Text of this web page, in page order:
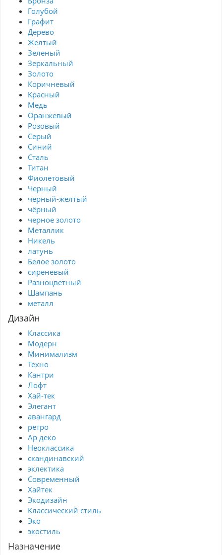
Голубой
Графит
Дерево
Желтый
Зеленый
Зеркальный
Золото
Коричневый
Красный
Медь
Оранжевый
Розовый
Серый
Синий
Сталь
Титан
Фиолетовый
Черный
черный-желтый
чёрный
черное золото
Металлик
Никель
латунь
Белое золото
сиреневый
Разноцветный
Шампань
металл
Дизайн
Классика
Модерн
Минимализм
Техно
Кантри
Лофт
Хай-тек
Элегант
авангард
ретро
Ар деко
Неоклассика
скандинавский
эклектика
Современный
Хайтек
Экодизайн
Классический стиль
Эко
экостиль
Назначение